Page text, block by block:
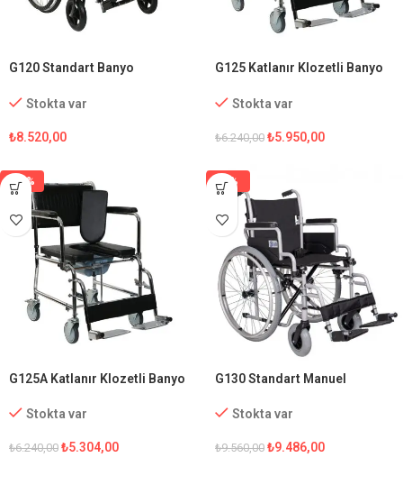
G120 Standart Banyo
Stokta var
₺8.520,00
G125 Katlanır Klozetli Banyo
Stokta var
₺6.240,00 ₺5.950,00
-15%
G125A Katlanır Klozetli Banyo
Stokta var
₺6.240,00 ₺5.304,00
-1%
G130 Standart Manuel
Stokta var
₺9.560,00 ₺9.486,00